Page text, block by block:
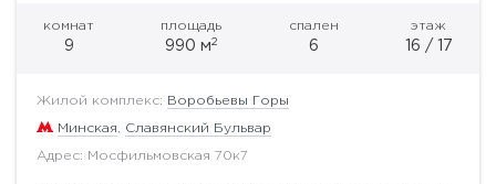
комнат
9
площадь
990 м2
спален
6
этаж
16 / 17
Жилой комплекс: Воробьевы Горы
Минская Славянский Бульвар
Адрес: Мосфильмовская 70к7